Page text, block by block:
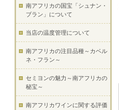
南アフリカの国宝「シュナン・
ブラン」について
当店の温度管理について
南アフリカの注目品種～カベル
ネ・フラン～
セミヨンの魅力～南アフリカの
秘宝～
南アフリカワインに関する評価